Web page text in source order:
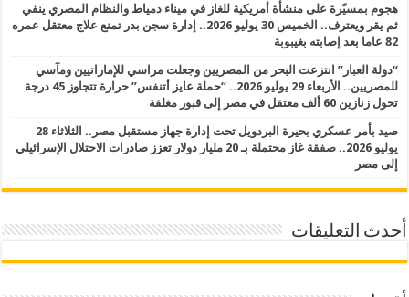
هجوم بمسيّرة على منشأة أمريكية للغاز في ميناء دمياط والنظام المصري ينفي
ثم يقر ويعترف.. الخميس 30 يوليو 2026.. إدارة سجن بدر تمنع علاج معتقل عمره
82 عاما بعد إصابته بغيبوبة
“دولة العبار” انتزعت البحر من المصريين وجعلت مراسي للإماراتيين ومآسي
للمصريين.. الأربعاء 29 يوليو 2026.. “حملة عايز أتنفس” حرارة تتجاوز 45 درجة
تحول زنازين 60 ألف معتقل في مصر إلى قبور مغلقة
صيد بأمر عسكري بحيرة البردويل تحت إدارة جهاز مستقبل مصر.. الثلاثاء 28
يوليو 2026.. صفقة غاز محتملة بـ 20 مليار دولار تعزز صادرات الاحتلال الإسرائيلي
إلى مصر
أحدث التعليقات